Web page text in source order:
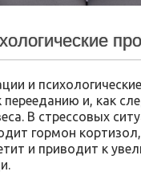
и
и, как
В стрессовых
гормон
и приводит к